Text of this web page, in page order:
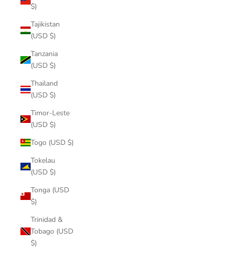
$)
Tajikistan
(USD $)
Tanzania
(USD $)
Thailand
(USD $)
Timor-Leste
(USD $)
Togo (USD $)
Tokelau
(USD $)
Tonga (USD
$)
Trinidad &
Tobago (USD
$)